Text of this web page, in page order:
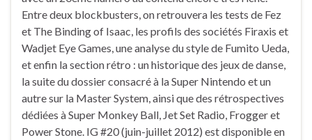
Entre deux blockbusters, on retrouvera les tests de Fez
et The Binding of Isaac, les profils des sociétés Firaxis et
Wadjet Eye Games, une analyse du style de Fumito Ueda,
et enfin la section rétro : un historique des jeux de danse,
la suite du dossier consacré à la Super Nintendo et un
autre sur la Master System, ainsi que des rétrospectives
dédiées à Super Monkey Ball, Jet Set Radio, Frogger et
Power Stone. IG #20 (juin-juillet 2012) est disponible en